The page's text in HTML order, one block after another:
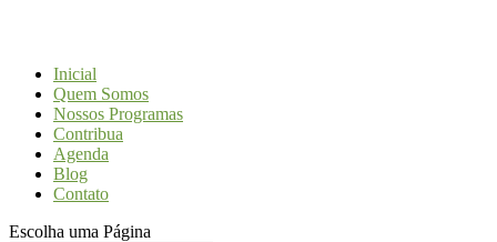
Inicial
Quem Somos
Nossos Programas
Contribua
Agenda
Blog
Contato
Escolha uma Página